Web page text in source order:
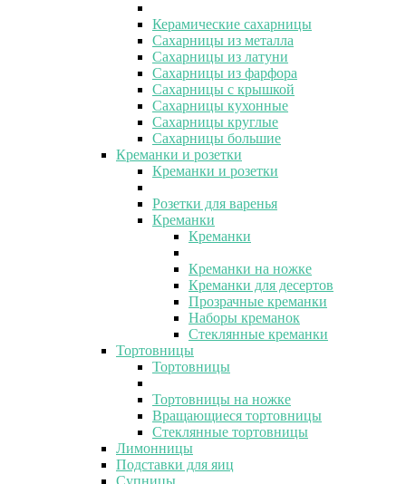
Керамические сахарницы
Сахарницы из металла
Сахарницы из латуни
Сахарницы из фарфора
Сахарницы с крышкой
Сахарницы кухонные
Сахарницы круглые
Сахарницы большие
Креманки и розетки
Креманки и розетки
Розетки для варенья
Креманки
Креманки
Креманки на ножке
Креманки для десертов
Прозрачные креманки
Наборы креманок
Стеклянные креманки
Тортовницы
Тортовницы
Тортовницы на ножке
Вращающиеся тортовницы
Стеклянные тортовницы
Лимонницы
Подставки для яиц
Супницы